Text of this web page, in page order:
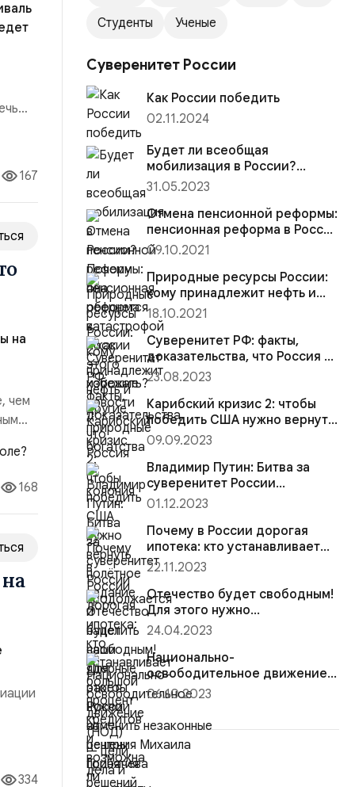
на
167
на
чем
168
334
Студенты
Ученые
Суверенитет России
Как России победить
02.11.2024
Будет ли всеобщая
мобилизация в России?
Почему она обернется
избежать?
31.05.2023
Отмена пенсионной реформы:
пенсионная реформа в России
— хорошие новости
09.10.2021
Природные ресурсы России:
кому принадлежит нефть и
другие природные богатства
18.10.2021
Суверенитет РФ: факты,
доказательства, что Россия —
колония
23.08.2023
Карибский кризис 2: чтобы
победить США нужно вернуть
полётное задание и нацелить
на центры принятия решений
09.09.2023
Владимир Путин: Битва за
суверенитет России
продолжается
01.12.2023
Почему в России дорогая
ипотека: кто устанавливает
большой процент кредитов и
22.11.2023
Отечество будет свободным!
Для этого нужно
отменить незаконные
решения Михаила Горбачева
24.04.2023
Национально-
освободительное движение
(НОД) — цели, дела и
06.10.2023